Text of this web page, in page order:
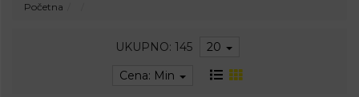
Početna
UKUPNO: 145
20
Cena: Min